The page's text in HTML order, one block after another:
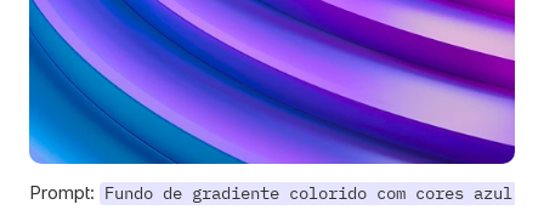
Prompt: Fundo de gradiente colorido com cores azul